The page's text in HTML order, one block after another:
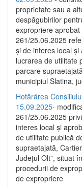
proprietate sau a
despăgubirilor
expropriere
261/25.06.2025
și de interes local
lucrarea de utilitate
parcare
municipiul Slatina,
Hotărârea
15.09.2025-
261/25.06.2025
interes local și
de utilitate publică
supraetajată,
Județul Olt”, situat
procedurii de
de expropriere